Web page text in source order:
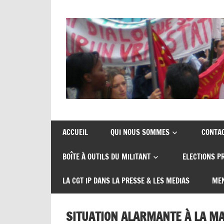
CGT
insertion
probation
de
syndicats
insertion
ACCUEIL QUI NOUS SOMMES
BOÎTE À OUTILS DU MILITANT ELECTIONS
LA CGT IP DANS LA PRESSE & LES MEDIAS
SITUATION ALARMANTE À LA